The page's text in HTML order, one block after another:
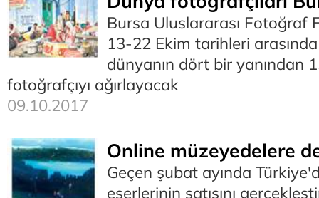
Bursa Uluslararası Fotoğraf
13-22 Ekim tarihleri
dünyanın dört bir yanından
fotoğrafçıyı ağırlayacak
09.10.2017
Online müzeyedelere
Geçen şubat ayında
eserlerinin satışını